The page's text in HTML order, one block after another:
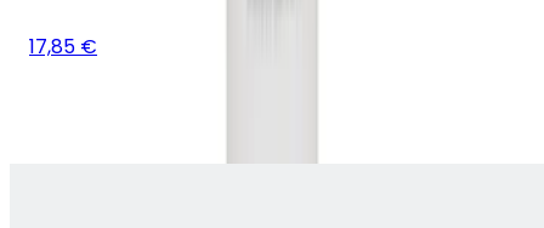
17,85 €